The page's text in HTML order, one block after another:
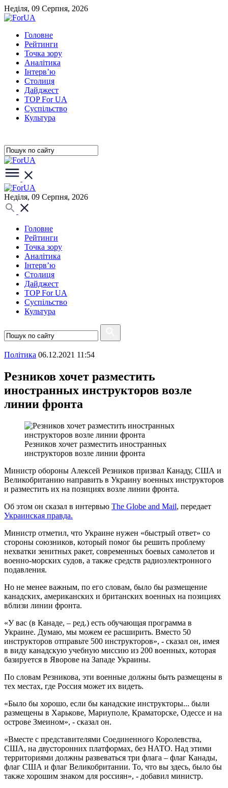
Неділя, 09 Серпня, 2026
Головне
Рейтинги
Точка зору
Аналітика
Інтерв’ю
Столиця
Дайджест
TOP For UA
Суспiльство
Культура
Неділя, 09 Серпня, 2026
Головне
Рейтинги
Точка зору
Аналітика
Інтерв’ю
Столиця
Дайджест
TOP For UA
Суспiльство
Культура
Полiтика 06.12.2021 11:54
Резников хочет разместить
иностранных инструкторов возле
линии фронта
Резников хочет разместить иностранных
инструкторов возле линии фронта
Министр обороны Алексей Резников призвал Канаду, США и
Великобританию направить в Украину военных инструкторов
и разместить их на позициях возле линии фронта.
Об этом он сказал в интервью The Globe and Mail, передает
Украинская правда.
Министр отметил, что Украине нужен «быстрый ответ» со
стороны союзников, который помог бы решить проблему
нехватки зенитных ракет, современных боевых самолетов и
военно-морских судов, а также средств радиоэлектронного
подавления.
Но не менее важным, по его словам, было бы размещение
канадских, американских и британских военных на позициях
вблизи линии фронта.
«У вас (в Канаде, – ред.) есть обучающая программа в
Украине. Думаю, мы можем ее расширить. Вместо 50
инструкторов отправьте 500 инструкторов», - сказал он, имея
в виду канадскую учебную миссию из 200 военных, которая
базируется в Яворове на Западе Украины.
По словам Резникова, эти военные должны быть размещены в
тех местах, где Россия может их видеть.
«Было бы хорошо, если бы канадские инструкторы... были
размещены в Харькове, Мариуполе, Краматорске, Одессе и на
острове Змеином», - сказал он.
«Вместе с представителями Соединенного Королевства,
США, на двусторонних платформах, без НАТО. Над этими
территориями должны развеваться три флага – флаг Канады,
флаг США и флаг Великобритании. То, что вы здесь, было бы
также хорошим знаком для россиян», - добавил министр.